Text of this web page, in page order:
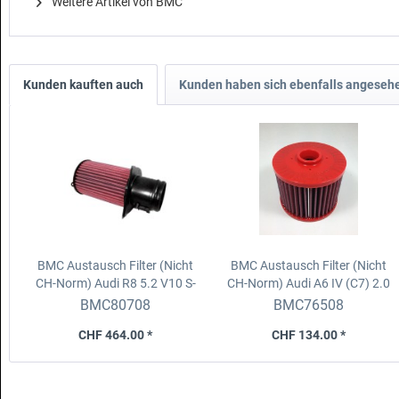
Kunden kauften auch Kunden haben sich ebenfalls
BMC Austausch Filter (Nicht
CH-Norm) Audi R8 5.2 V10 S-
Tronic (550 Hp) (13-)
BMC80708
CHF 464.00 *
BMC Austausch Filter (Nicht
CH-Norm) Audi A6 IV (C7) 2.0
TDI, 2.0 Hybrid, 4.0 TFSI 11-
BMC76508
CHF 134.00 *